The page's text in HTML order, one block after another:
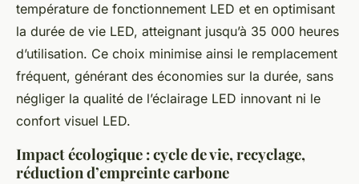
température de fonctionnement LED et en optimisant
la durée de vie LED, atteignant jusqu’à 35 000 heures
d’utilisation. Ce choix minimise ainsi le remplacement
fréquent, générant des économies sur la durée, sans
négliger la qualité de l’éclairage LED innovant ni le
confort visuel LED.
Impact écologique : cycle de vie, recyclage,
réduction d’empreinte carbone